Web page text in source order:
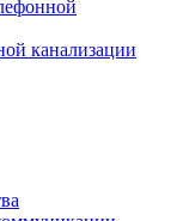
канализации